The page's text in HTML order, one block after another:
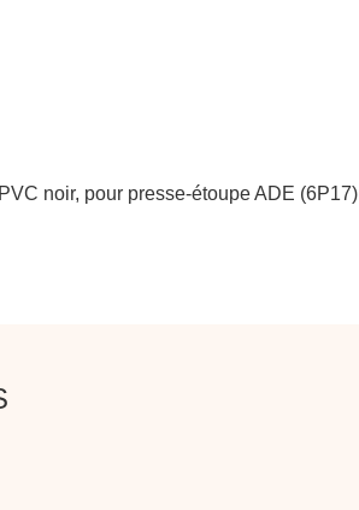
noir, pour presse-étoupe ADE (6P17)